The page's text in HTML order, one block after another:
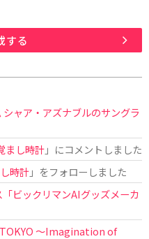
する
ャア・アズナブルのサングラ
まし時計」にコメントしました
時計」をフォローしました
ビックリマンAIグッズメーカ
〜Imagination of